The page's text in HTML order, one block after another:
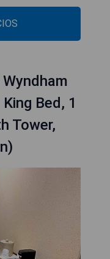
Bed, 1
Tower,